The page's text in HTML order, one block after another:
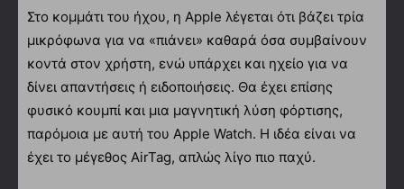
Στο κομμάτι του ήχου, η Apple λέγεται ότι βάζει τρία
μικρόφωνα για να «πιάνει» καθαρά όσα συμβαίνουν
κοντά στον χρήστη, ενώ υπάρχει και ηχείο για να
δίνει απαντήσεις ή ειδοποιήσεις. Θα έχει επίσης
φυσικό κουμπί και μια μαγνητική λύση φόρτισης,
παρόμοια με αυτή του Apple Watch. Η ιδέα είναι να
έχει το μέγεθος AirTag, απλώς λίγο πιο παχύ.